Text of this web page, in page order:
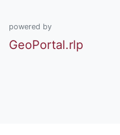
powered by
GeoPortal.rlp